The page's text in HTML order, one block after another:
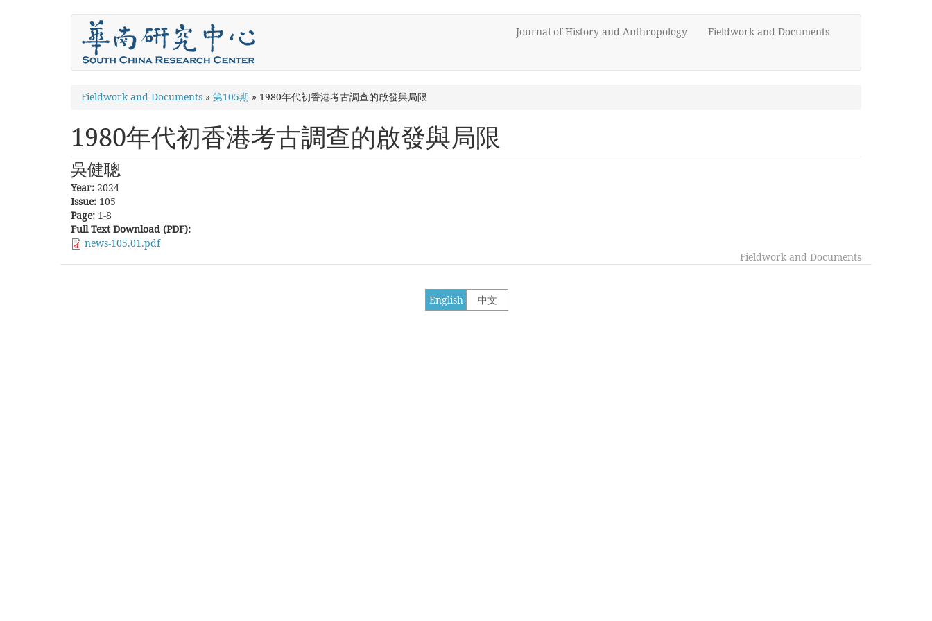
Journal of History and Anthropology Fieldwork and Documents
You
here
Fieldwork and Documents » 第105期 » 1980年代初香港考古調查的啟發與局限
1980年代初香港考古調查的啟發與局限
吳健聰
Year: 2024
Issue: 105
Page: 1-8
Full Text Download (PDF):
news-105.01.pdf
Fieldwork and Documents
中文
English